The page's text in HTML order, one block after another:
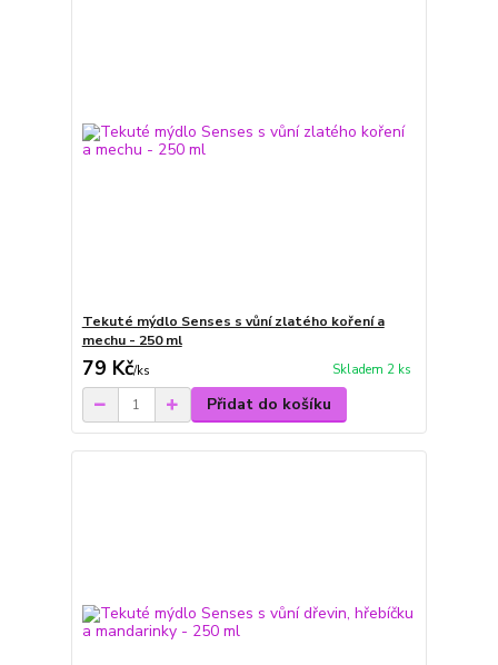
Tekuté mýdlo Senses s vůní zlatého koření a
mechu - 250 ml
79 Kč/ks Skladem 2 ks
Přidat do košíku